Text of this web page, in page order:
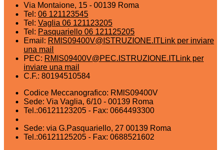
Via Montaione, 15 - 00139 Roma
Tel: 06 121123545
Tel: Vaglia 06 121123205
Tel: Pasquariello 06 121125205
Email: RMIS09400V@ISTRUZIONE.ITLink per inviare
una mail
PEC: RMIS09400V@PEC.ISTRUZIONE.ITLink per
inviare una mail
C.F.: 80194510584
Codice Meccanografico: RMIS09400V
Sede: Via Vaglia, 6/10 - 00139 Roma
Tel.:06121123205 - Fax: 0664493300
Sede: via G.Pasquariello, 27 00139 Roma
Tel.:06121125205 - Fax: 0688521602